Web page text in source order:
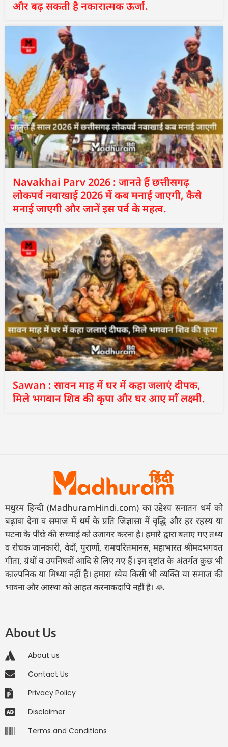
और बढ़ सकती है नकारात्मक ऊर्जा.
Navakhai Parv 2026 : जानते हैं छत्तीसगढ़
लोकपर्व नवाखाई 2026 में कब मनाई जाएगी, कैसे
मनाई जाएगी और जानें इस पर्व के महत्व.
Sawan : सावन माह में घर में कहा जलाएं दीपक,
मिले भगवान शिव की कृपा और घर आए माँ लक्ष्मी.
मधुरम हिन्दी (MadhuramHindi.com) का उद्देश्य सनातन धर्म को
बढ़ावा देना व समाज में धर्म के प्रति जिज्ञासा में वृद्धि और हर रहस्य या
घटना के पीछे की सच्चाई को उजागर करना है। हमारे द्वारा बताए गए तथ्य
व रोचक जानकारी, वेदों, पुराणों, रामचरितमानस, महाभारत श्रीमदभगवत
गीता, ग्रंथों व उपनिषदों आदि से लिए गए हैं। इन दृष्टांत के अंतर्गत कुछ भी
काल्पनिक या मिथ्या नहीं है। हमारा ध्येय किसी भी व्यक्ति या समाज की
भावना और आस्था को आहत करनाकदापि नहीं है। 🙏
About Us
About us
Contact Us
Privacy Policy
Disclaimer
Terms and Conditions